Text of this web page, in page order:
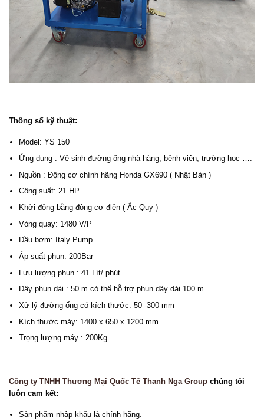
Thông số kỹ thuật:
Model: YS 150
Ứng dụng : Vệ sinh đường ống nhà hàng, bệnh viện, trường học ….
Nguồn : Động cơ chính hãng Honda GX690 ( Nhật Bản )
Công suất: 21 HP
Khởi động bằng động cơ điện ( Ắc Quy )
Vòng quay: 1480 V/P
Đầu bơm: Italy Pump
Áp suất phun: 200Bar
Lưu lượng phun : 41 Lít/ phút
Dây phun dài : 50 m có thể hỗ trợ phun dây dài 100 m
Xử lý đường ống có kích thước: 50 -300 mm
Kích thước máy: 1400 x 650 x 1200 mm
Trọng lượng máy : 200Kg
Công ty TNHH Thương Mại Quốc Tế Thanh Nga Group chúng tôi
luôn cam kết:
Sản phẩm nhập khẩu là chính hãng.